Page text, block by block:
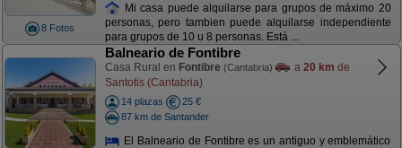
8 Fotos
Mi casa puede alquilarse para grupos de máximo 20
personas, pero tambien puede alquilarse independiente
para grupos de 10 u 8 personas. Está ...
Balneario de Fontibre
Casa Rural en Fontibre (Cantabria) a 20 km de
Santotis (Cantabria)
14 plazas
25 €
87 km de Santander
El Balneario de Fontibre es un antiguo y emblemático